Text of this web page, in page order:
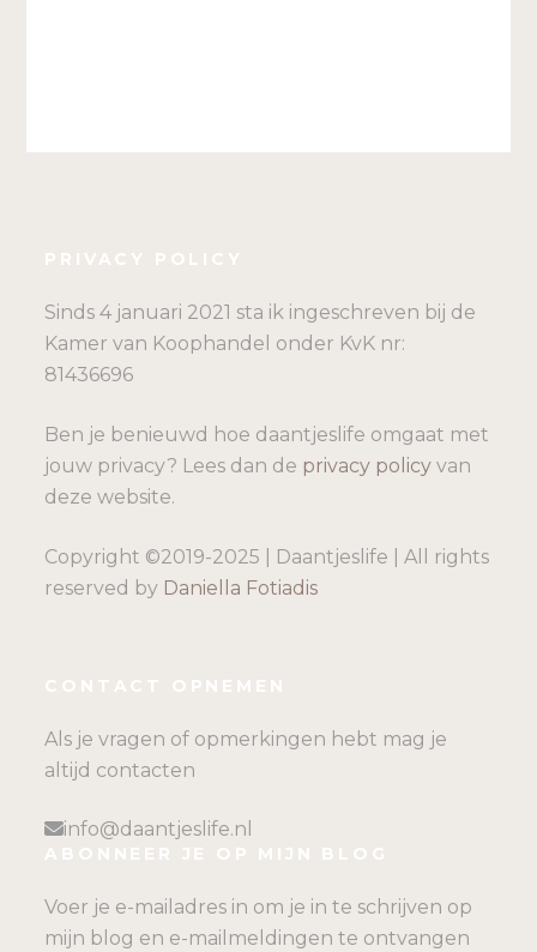
PRIVACY POLICY
Sinds 4 januari 2021 sta ik ingeschreven bij de
Kamer van Koophandel onder KvK nr:
81436696
Ben je benieuwd hoe daantjeslife omgaat met
jouw privacy? Lees dan de privacy policy van
deze website.
Copyright ©2019-2025 | Daantjeslife | All rights
reserved by Daniella Fotiadis
CONTACT OPNEMEN
Als je vragen of opmerkingen hebt mag je
altijd contacten
info@daantjeslife.nl
ABONNEER JE OP MIJN BLOG
Voer je e-mailadres in om je in te schrijven op
mijn blog en e-mailmeldingen te ontvangen